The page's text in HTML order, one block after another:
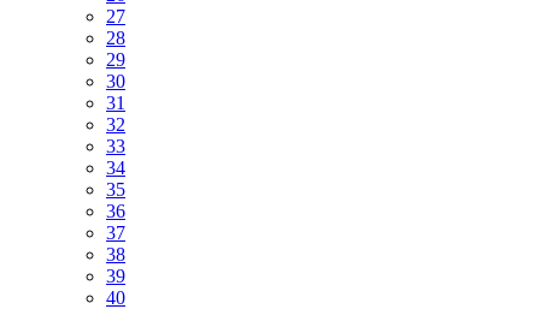
27
28
29
30
31
32
33
34
35
36
37
38
39
40